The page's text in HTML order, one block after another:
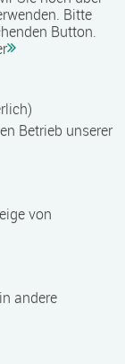
Rhythmus.
Bitte
Button.
Betrieb unserer
von
andere